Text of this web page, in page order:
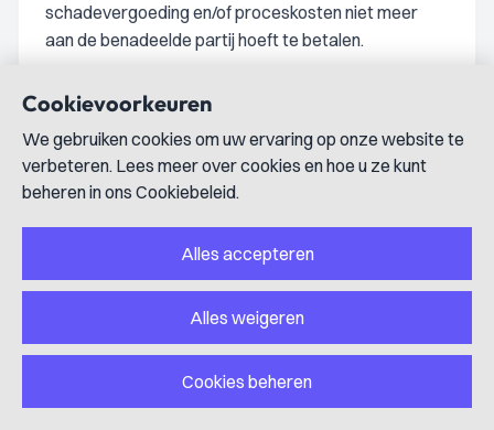
schadevergoeding en/of proceskosten niet meer
aan de benadeelde partij hoeft te betalen.
De verdachte zal voor de bewezenverklaarde
strafbare feiten worden veroordeeld en hij is daarom
tegenover de ambassade van [land 1] in Nederland
aansprakelijk voor schade die daardoor is
toegebracht. De rechtbank zal aan de verdachte
hoofdelijk de verplichting opleggen om aan de Staat
te betalen een bedrag van € 1.147,50, vermeerderd
met de wettelijke rente daarover vanaf 28 november
2025 tot aan de dag dat dit bedrag is betaald, ten
behoeve van de ambassade van [land 1] in
Cookievoorkeuren
We gebruiken cookies om uw ervaring op onze website te
verbeteren. Lees meer over cookies en hoe u ze kunt
beheren in ons Cookiebeleid.
Alles accepteren
Alles weigeren
Cookies beheren